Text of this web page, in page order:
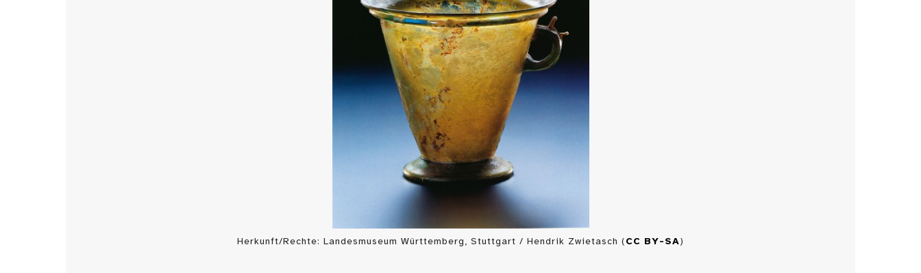
Herkunft/Rechte: Landesmuseum Württemberg, Stuttgart / Hendrik Zwietasch ( CC BY-SA)